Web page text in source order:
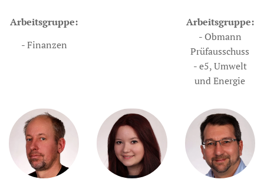
Arbeitsgruppe:
- Finanzen
Arbeitsgruppe:
- Obmann
Prüfausschuss
- e5, Umwelt
und Energie